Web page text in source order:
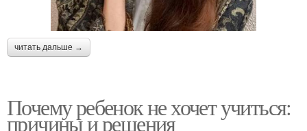
читать дальше →
Почему ребенок не хочет учиться:
причины и решения